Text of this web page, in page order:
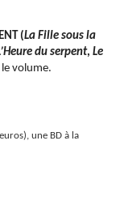
(La Fille sous la
du serpent, Le
volume.
une BD à la